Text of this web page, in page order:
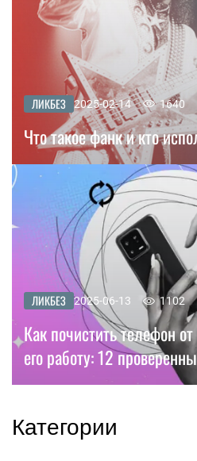
ЛИКБЕЗ 2025-02-14 1640
Что такое фанк и кто
ЛИКБЕЗ 2025-06-13 1102
Как почистить телефон
его работу: 12
Категории